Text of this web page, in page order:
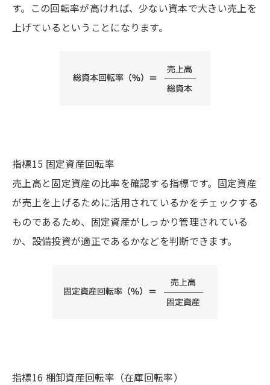
す。この回転率が高ければ、少ない資本で大きい売上を
上げているということになります。
指標15 固定資産回転率
売上高と固定資産の比率を確認する指標です。固定資産
が売上を上げるために活用されているかをチェックする
ものであるため、固定資産がしっかり管理されている
か、設備投資が適正であるかなどを判断できます。
指標16 棚卸資産回転率（在庫回転率）